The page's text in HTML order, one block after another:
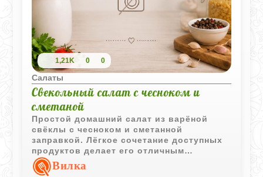
1,21K 0 0
Салаты
Свекольный салат с чесноком и
сметаной
Простой домашний салат из варёной
свёклы с чесноком и сметанной
заправкой. Лёгкое сочетание доступных
продуктов делает его отличным
дополнением к повседневному обеду или
ужину.Вилка